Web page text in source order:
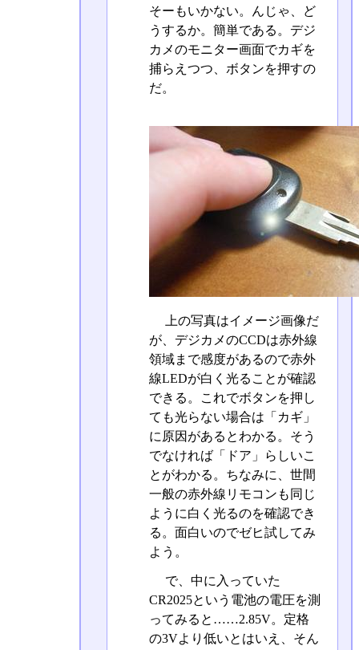
そーもいかない。んじゃ、ど
うするか。簡単である。デジ
カメのモニター画面でカギを
捕らえつつ、ボタンを押すの
だ。
上の写真はイメージ画像だ
が、デジカメのCCDは赤外線
領域まで感度があるので赤外
線LEDが白く光ることが確認
できる。これでボタンを押し
ても光らない場合は「カギ」
に原因があるとわかる。そう
でなければ「ドア」らしいこ
とがわかる。ちなみに、世間
一般の赤外線リモコンも同じ
ように白く光るのを確認でき
る。面白いのでゼヒ試してみ
よう。
で、中に入っていた
CR2025という電池の電圧を測
ってみると……2.85V。定格
の3Vより低いとはいえ、そん